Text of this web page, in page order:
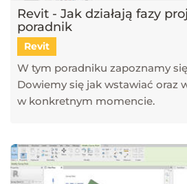
Revit - Jak działają fazy
poradnik
Revit
W tym poradniku zapoznamy
Dowiemy się jak wstawiać oraz
w konkretnym momencie.